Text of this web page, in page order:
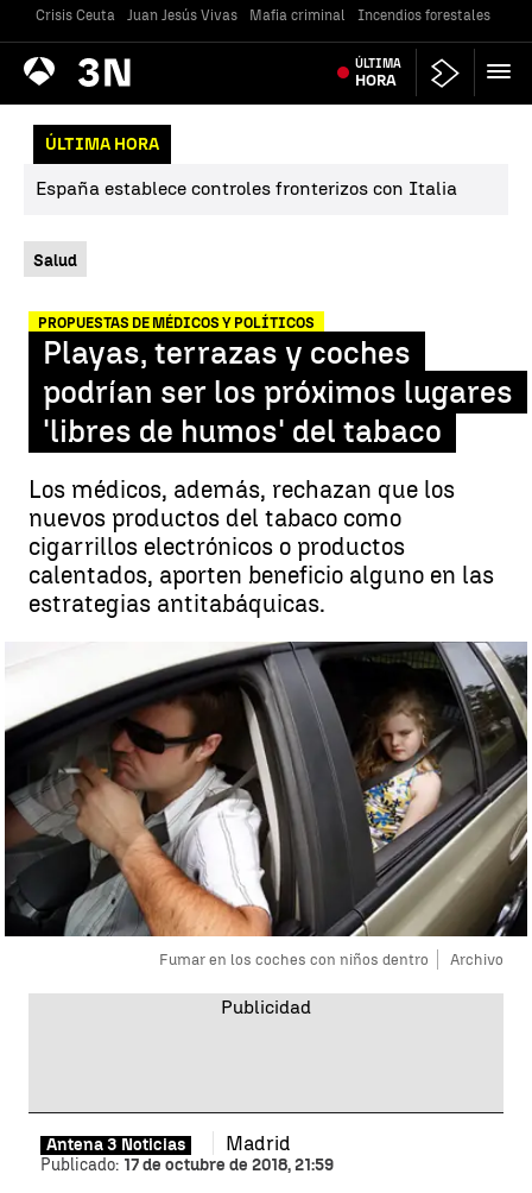
Crisis Ceuta Juan Jesús Vivas Mafia criminal Incendios forestales
Antena
3 Noticias ÚLTIMA
HORA
ÚLTIMA HORA
España establece controles fronterizos con Italia
Salud
PROPUESTAS DE MÉDICOS Y POLÍTICOS
Playas, terrazas y coches
podrían ser los próximos lugares
'libres de humos' del tabaco
Los médicos, además, rechazan que los
nuevos productos del tabaco como
cigarrillos electrónicos o productos
calentados, aporten beneficio alguno en las
estrategias antitabáquicas.
Fumar en los coches con niños dentro Archivo
Antena 3 Noticias Madrid
Publicado: 17 de octubre de 2018, 21:59